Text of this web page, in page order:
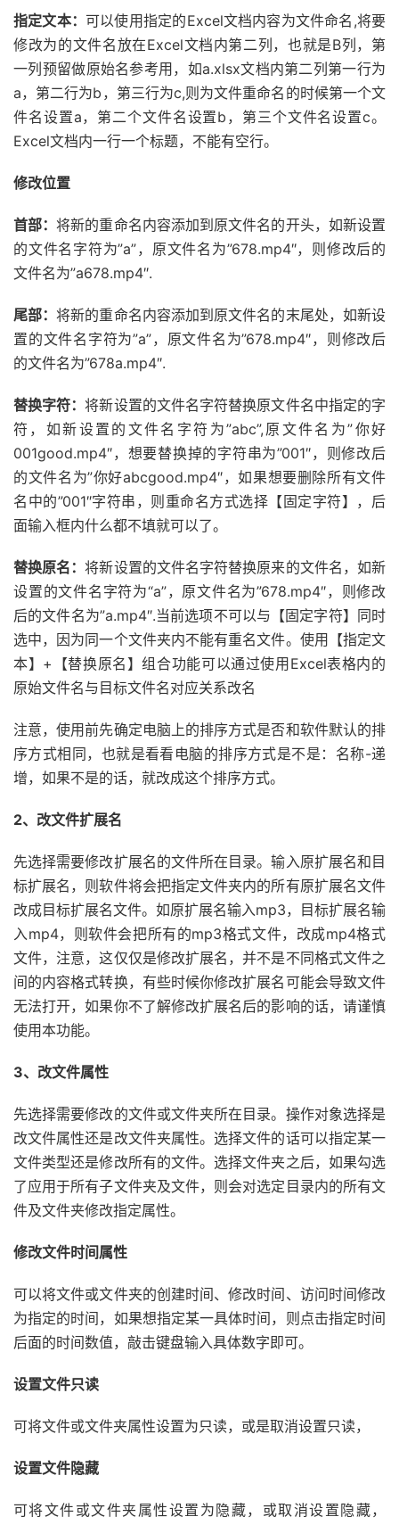
指定文本： 可以使用指定的Excel文档内容为文件命名,将要
修改为的文件名放在Excel文档内第二列，也就是B列，第
一列预留做原始名参考用，如a.xlsx文档内第二列第一行为
a，第二行为b，第三行为c,则为文件重命名的时候第一个文
件名设置a，第二个文件名设置b，第三个文件名设置c。
Excel文档内一行一个标题，不能有空行。
修改位置
首部：将新的重命名内容添加到原文件名的开头，如新设置
的文件名字符为”a”，原文件名为”678.mp4″，则修改后的
文件名为”a678.mp4″.
尾部：将新的重命名内容添加到原文件名的末尾处，如新设
置的文件名字符为”a”，原文件名为”678.mp4″，则修改后
的文件名为”678a.mp4″.
替换字符：将新设置的文件名字符替换原文件名中指定的字
符，如新设置的文件名字符为”abc”,原文件名为”你好
001good.mp4″，想要替换掉的字符串为”001″，则修改后
的文件名为”你好abcgood.mp4″，如果想要删除所有文件
名中的”001″字符串，则重命名方式选择【固定字符】，后
面输入框内什么都不填就可以了。
替换原名：将新设置的文件名字符替换原来的文件名，如新
设置的文件名字符为“a”，原文件名为”678.mp4″，则修改
后的文件名为”a.mp4″.当前选项不可以与【固定字符】同时
选中，因为同一个文件夹内不能有重名文件。使用【指定文
本】+【替换原名】组合功能可以通过使用Excel表格内的
原始文件名与目标文件名对应关系改名
注意，使用前先确定电脑上的排序方式是否和软件默认的排
序方式相同，也就是看看电脑的排序方式是不是：名称-递
增，如果不是的话，就改成这个排序方式。
2、改文件扩展名
先选择需要修改扩展名的文件所在目录。输入原扩展名和目
标扩展名，则软件将会把指定文件夹内的所有原扩展名文件
改成目标扩展名文件。如原扩展名输入mp3，目标扩展名输
入mp4，则软件会把所有的mp3格式文件，改成mp4格式
文件，注意，这仅仅是修改扩展名，并不是不同格式文件之
间的内容格式转换，有些时候你修改扩展名可能会导致文件
无法打开，如果你不了解修改扩展名后的影响的话，请谨慎
使用本功能。
3、改文件属性
先选择需要修改的文件或文件夹所在目录。操作对象选择是
改文件属性还是改文件夹属性。选择文件的话可以指定某一
文件类型还是修改所有的文件。选择文件夹之后，如果勾选
了应用于所有子文件夹及文件，则会对选定目录内的所有文
件及文件夹修改指定属性。
修改文件时间属性
可以将文件或文件夹的创建时间、修改时间、访问时间修改
为指定的时间，如果想指定某一具体时间，则点击指定时间
后面的时间数值，敲击键盘输入具体数字即可。
设置文件只读
可将文件或文件夹属性设置为只读，或是取消设置只读，
设置文件隐藏
可将文件或文件夹属性设置为隐藏，或取消设置隐藏，